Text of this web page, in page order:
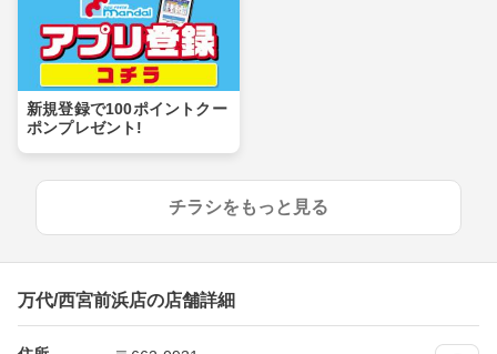
新規登録で100ポイントクー
ポンプレゼント!
チラシをもっと見る
万代/西宮前浜店の店舗詳細